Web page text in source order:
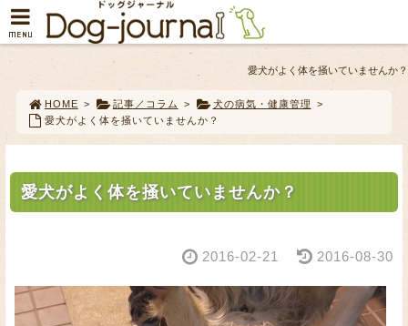
愛犬がよく体を掻いていませんか？
HOME > 記事／コラム > 犬の病気・健康管理
>
愛犬がよく体を掻いていませんか？
愛犬がよく体を掻いていませんか？
2016-02-21 2016-08-30
MENU